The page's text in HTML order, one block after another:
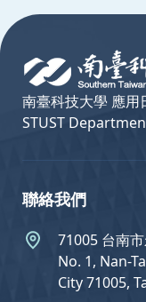
南臺科技大學 應用
STUST
聯絡我們
71005 台南
No. 1, Nan-
City 71005,